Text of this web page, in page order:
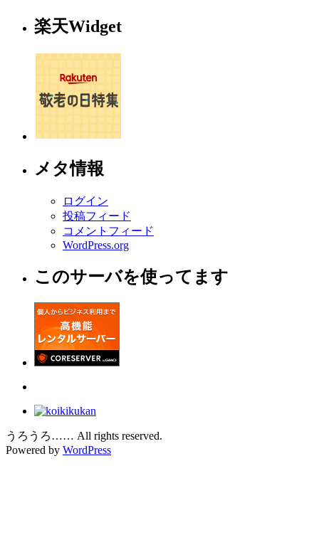
楽天Widget
メタ情報
ログイン
投稿フィード
コメントフィード
WordPress.org
このサーバを使ってます
うろうろ…… All rights reserved.
Powered by WordPress